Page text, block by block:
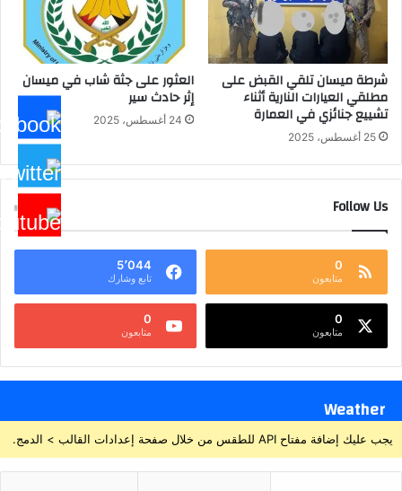
شرطة ميسان تلقي القبض على
مطلقي العيارات النارية أثناء
تشييع جنائزي في العمارة
25 أغسطس، 2025
العثور على جثة شاب في ميسان
إثر حادث سير
24 أغسطس، 2025
Follow Us
0
متابعون
5٬044
تابع وشارك
0
متابعون
0
متابعون
Weather
يجب عليك إضافة مفتاح API للطقس من خلال صفحة إعدادات القالب > الدمج.